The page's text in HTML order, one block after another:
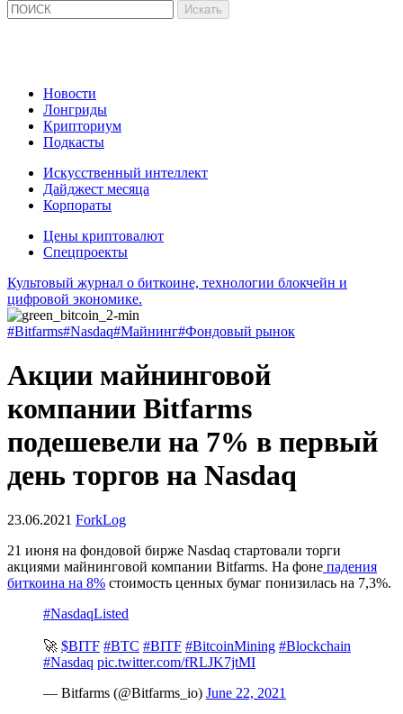
Новости
Лонгриды
Крипториум
Подкасты
Искусственный интеллект
Дайджест месяца
Корпораты
Цены криптовалют
Спецпроекты
Культовый журнал о биткоине, технологии блокчейн и
цифровой экономике.
#Bitfarms#Nasdaq#Майнинг#Фондовый рынок
Акции майнинговой
компании Bitfarms
подешевели на 7% в первый
день торгов на Nasdaq
23.06.2021 ForkLog
21 июня на фондовой бирже Nasdaq стартовали торги
акциями майнинговой компании Bitfarms. На фоне падения
биткоина на 8% стоимость ценных бумаг понизилась на 7,3%.
#NasdaqListed
🚀 $BITF #BTC #BITF #BitcoinMining #Blockchain
#Nasdaq pic.twitter.com/fRLJK7jtMI
— Bitfarms (@Bitfarms_io) June 22, 2021